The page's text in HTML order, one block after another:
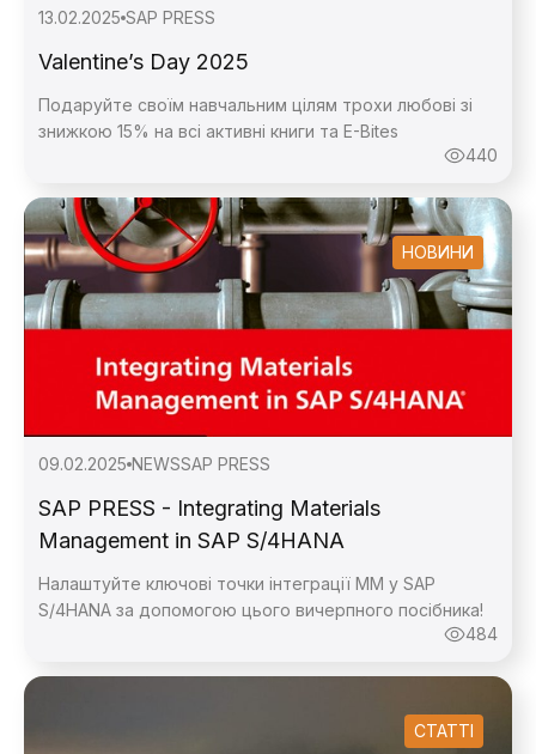
13.02.2025 SAP PRESS
Valentine’s Day 2025
Подаруйте своїм навчальним цілям трохи любові зі
знижкою 15% на всі активні книги та E-Bites
440
НОВИНИ
09.02.2025 NEWSSAP PRESS
SAP PRESS - Integrating Materials
Management in SAP S/4HANA
Налаштуйте ключові точки інтеграції ММ у SAP
S/4HANA за допомогою цього вичерпного посібника!
484
СТАТТІ